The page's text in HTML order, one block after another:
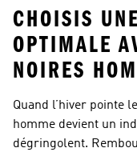
CHOISIS
OPTIMALE
NOIRES
Quand l’hiver pointe
homme devient un
dégringolent.